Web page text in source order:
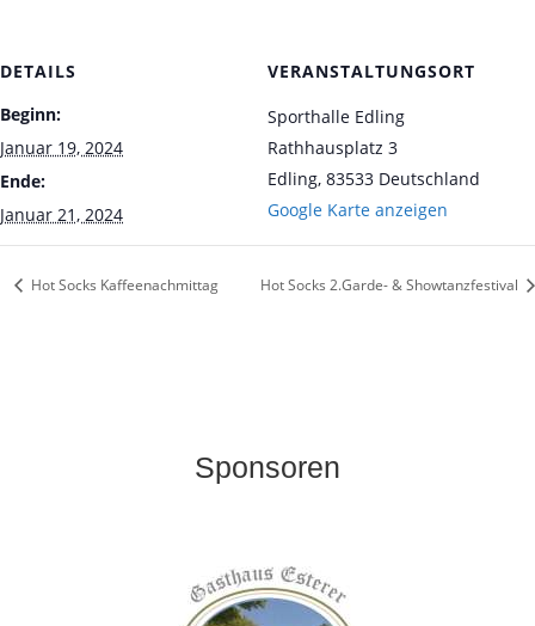
DETAILS
Beginn:
Januar 19, 2024
Ende:
Januar 21, 2024
VERANSTALTUNGSORT
Sporthalle Edling
Rathhausplatz 3
Edling, 83533 Deutschland
Google Karte anzeigen
Hot Socks Kaffeenachmittag Hot Socks 2.Garde- & Showtanzfestival
Sponsoren